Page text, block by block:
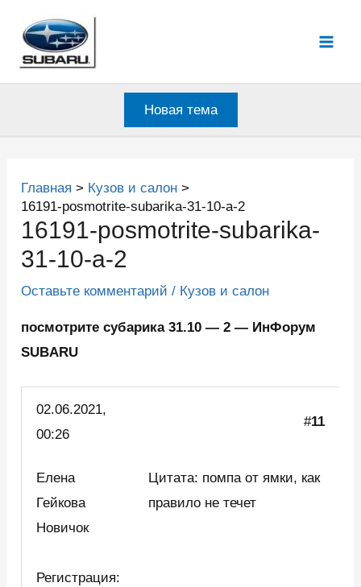
содержимому
Новая тема
Главная
Кузов и салон
16191-posmotrite-subarika-31-10-a-2
16191-posmotrite-subarika-
31-10-a-2
Оставьте комментарий / Кузов и салон
посмотрите субарика 31.10 — 2 — ИнФорум
SUBARU
02.06.2021,
00:26
#11
Елена
Гейкова
Новичок
Регистрация:
Цитата: помпа от ямки, как
правило не течет